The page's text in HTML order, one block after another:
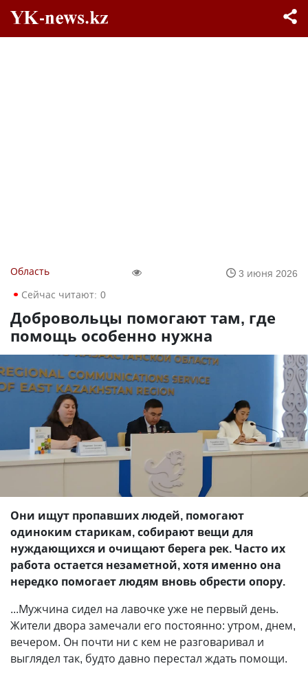
Область
3 июня 2026
Сейчас читают: 0
Добровольцы помогают там, где
помощь особенно нужна
Они ищут пропавших людей, помогают
одиноким старикам, собирают вещи для
нуждающихся и очищают берега рек. Часто их
работа остается незаметной, хотя именно она
нередко помогает людям вновь обрести опору.
...Мужчина сидел на лавочке уже не первый день.
Жители двора замечали его постоянно: утром, днем,
вечером. Он почти ни с кем не разговаривал и
выглядел так, будто давно перестал ждать помощи.